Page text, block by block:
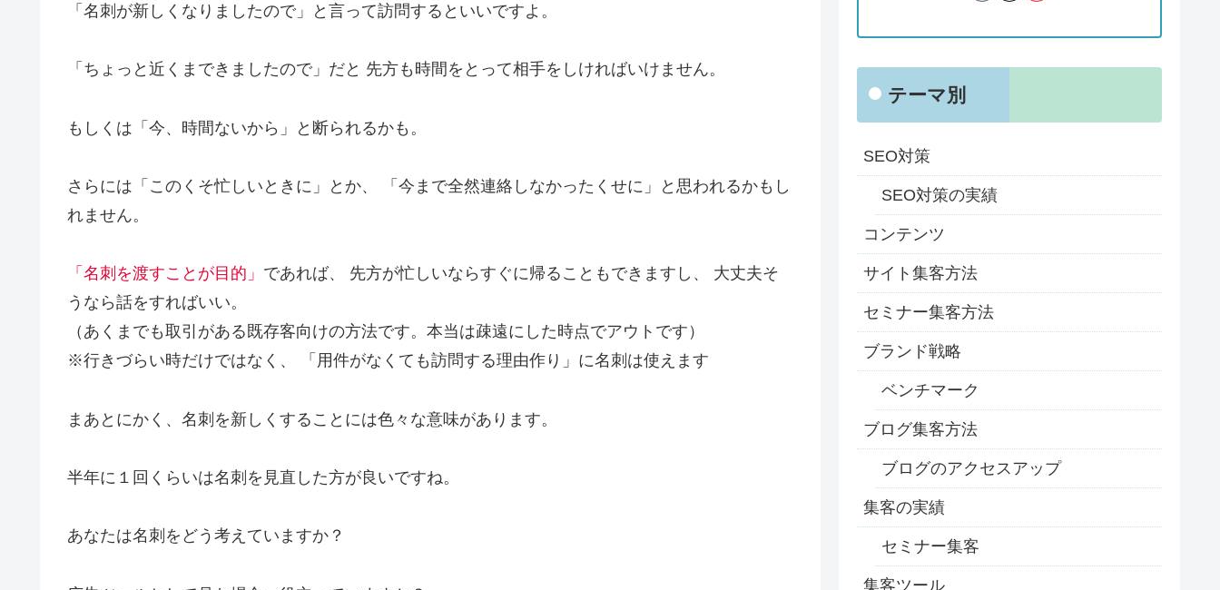
「名刺が新しくなりましたので」と言って訪問するといいですよ。
「ちょっと近くまできましたので」だと 先方も時間をとって相手をしければいけません。
もしくは「今、時間ないから」と断られるかも。
さらには「このくそ忙しいときに」とか、 「今まで全然連絡しなかったくせに」と思われるかもし
れません。
「名刺を渡すことが目的」 であれば、 先方が忙しいならすぐに帰ることもできますし、 大丈夫そ
うなら話をすればいい。
（あくまでも取引がある既存客向けの方法です。本当は疎遠にした時点でアウトです）
※行きづらい時だけではなく、 「用件がなくても訪問する理由作り」に名刺は使えます
まあとにかく、名刺を新しくすることには色々な意味があります。
半年に１回くらいは名刺を見直した方が良いですね。
あなたは名刺をどう考えていますか？
テーマ別
SEO対策
SEO対策の実績
コンテンツ
サイト集客方法
セミナー集客方法
ブランド戦略
ベンチマーク
ブログ集客方法
ブログのアクセスアップ
集客の実績
セミナー集客
集客ツール